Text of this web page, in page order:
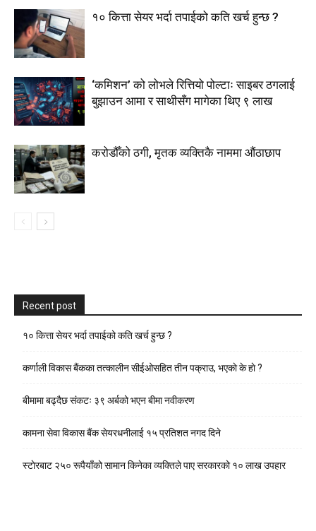
१० कित्ता सेयर भर्दा तपाईको कति खर्च हुन्छ ?
‘कमिशन’ को लोभले रित्तियो पोल्टाः साइबर ठगलाई
बुझाउन आमा र साथीसँग मागेका थिए ९ लाख
करोडौँको ठगी, मृतक व्यक्तिकै नाममा औंठाछाप
Recent post
१० कित्ता सेयर भर्दा तपाईको कति खर्च हुन्छ ?
कर्णाली विकास बैंकका तत्कालीन सीईओसहित तीन पक्राउ, भएकाे के हाे ?
बीमामा बढ्दैछ संकटः ३९ अर्बको भएन बीमा नवीकरण
कामना सेवा विकास बैंक सेयरधनीलाई १५ प्रतिशत नगद दिने
स्टाेरबाट २५० रूपैयाँको सामान किनेका व्यक्तिले पाए सरकारको १० लाख उपहार